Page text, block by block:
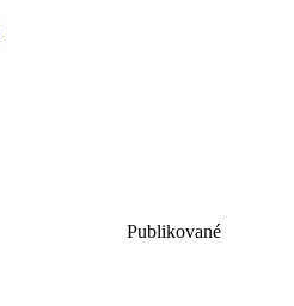
Publikované